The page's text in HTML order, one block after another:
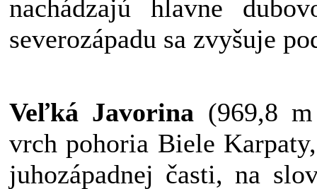
nachádzajú hlavne
severozápadu sa zvyšuje
Veľká Javorina (969,8
vrch pohoria Biele
juhozápadnej časti, na